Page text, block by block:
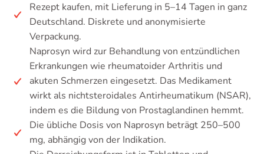
Rezept kaufen, mit Lieferung in 5–14 Tagen in ganz
Deutschland. Diskrete und anonymisierte
Verpackung.
Naprosyn wird zur Behandlung von entzündlichen
Erkrankungen wie rheumatoider Arthritis und
akuten Schmerzen eingesetzt. Das Medikament
wirkt als nichtsteroidales Antirheumatikum (NSAR),
indem es die Bildung von Prostaglandinen hemmt.
Die übliche Dosis von Naprosyn beträgt 250–500
mg, abhängig von der Indikation.